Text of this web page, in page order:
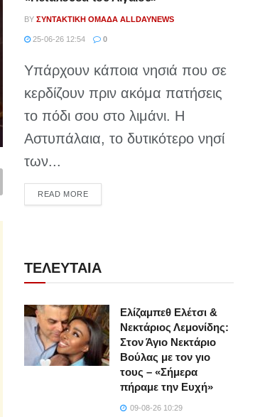
BY ΣΥΝΤΑΚΤΙΚΉ ΟΜΆΔΑ ALLDAYNEWS
25-06-26 12:54 0
Υπάρχουν κάποια νησιά που σε
κερδίζουν πριν ακόμα πατήσεις
το πόδι σου στο λιμάνι. Η
Αστυπάλαια, το δυτικότερο νησί
των...
READ MOREDETAILS
ΤΕΛΕΥΤΑΙΑ
Ελίζαμπεθ Ελέτσι &
Νεκτάριος Λεμονίδης:
Στον Άγιο Νεκτάριο
Βούλας με τον γιο
τους – «Σήμερα
πήραμε την Ευχή»
09-08-26 10:29